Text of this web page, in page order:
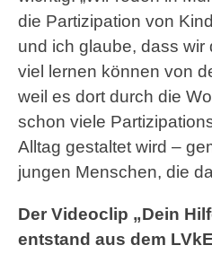
die Partizipation von
und ich glaube, dass wir
viel lernen können von
weil es dort durch die
schon viele
Alltag gestaltet wird –
jungen Menschen, die
Der Videoclip „Dein
entstand aus dem